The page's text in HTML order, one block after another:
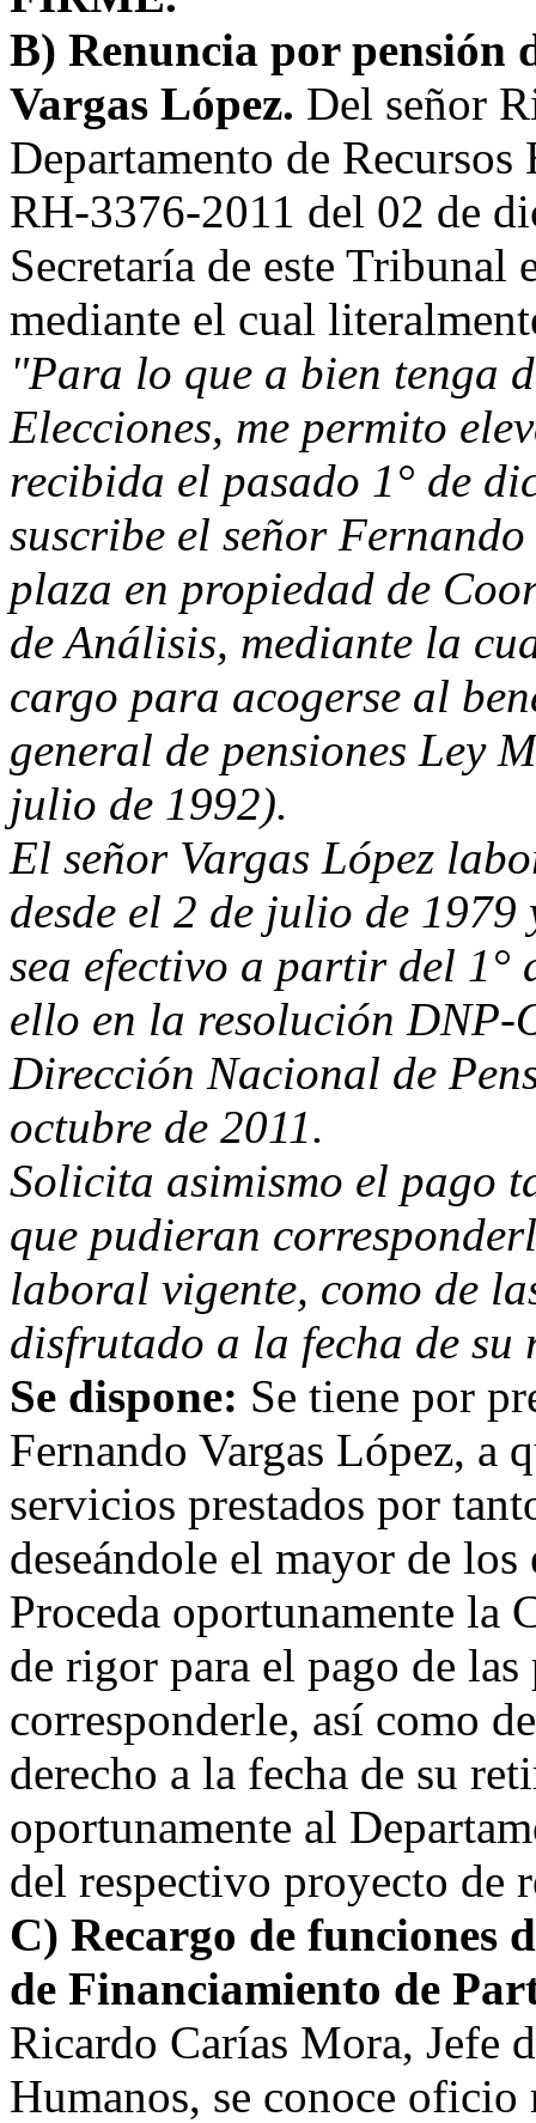
B) Renuncia por pensión
Vargas López. Del señor
Departamento de
RH-3376-2011 del 02 de
Secretaría de este Tribunal
mediante el cual
"Para lo que a bien tenga
Elecciones, me permito
recibida el pasado 1° de
suscribe el señor
plaza en propiedad de
de Análisis, mediante la
cargo para acogerse al
general de pensiones Ley
julio de 1992).
El señor Vargas López
desde el 2 de julio de 1979
sea efectivo a partir del 1°
ello en la resolución DNP-
Dirección Nacional de
octubre de 2011.
Solicita asimismo el pago
que pudieran
laboral vigente, como de
disfrutado a la fecha de su
Se dispone: Se tiene por
Fernando Vargas López, a
servicios prestados por
deseándole el mayor de
Proceda oportunamente la
de rigor para el pago de
corresponderle, así como
derecho a la fecha de su
oportunamente al
del respectivo proyecto de
C) Recargo de funciones
de Financiamiento de
Ricardo Carías Mora, Jefe
Humanos, se conoce